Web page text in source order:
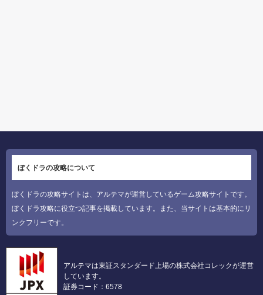
ぼくドラの攻略について
ぼくドラの攻略サイトは、アルテマが運営しているゲーム攻略サイトです。
ぼくドラ攻略に役立つ記事を掲載しています。また、当サイトは基本的にリ
ンクフリーです。
アルテマは東証スタンダード上場の株式会社コレックが運営
しています。
証券コード：6578